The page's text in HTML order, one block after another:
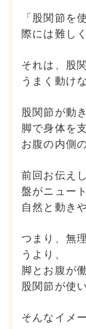
「股関節を
際には難し
それは、股
うまく動け
股関節が動
脚で身体を
お腹の内側
前回お伝え
盤がニュー
自然と動き
つまり、無
うより、
脚とお腹が
股関節が使
そんなイメ